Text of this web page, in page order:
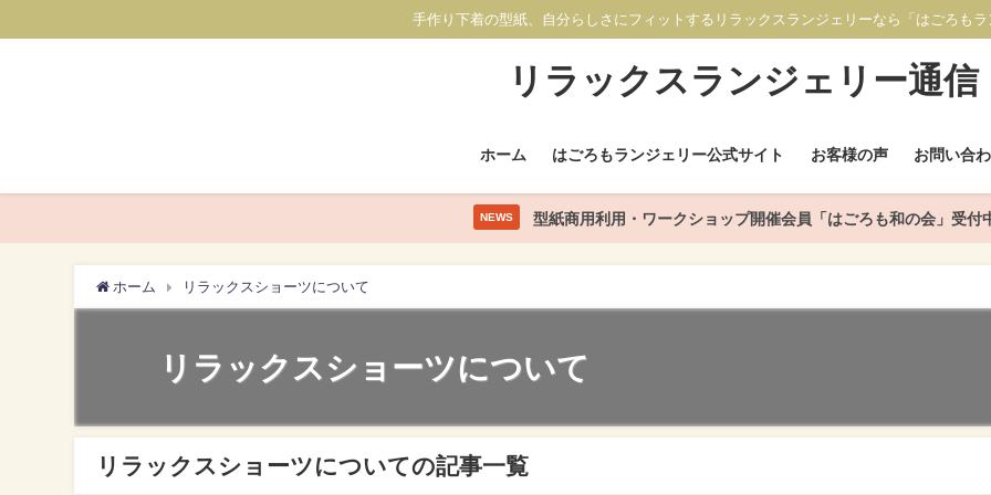
手作り下着の型紙、自分らしさにフィットするリラックスランジェリーなら「はごろもラ
リラックスランジェリー通信
ホーム はごろもランジェリー公式サイト お客様の声 お問い合
NEWS 型紙商用利用・ワークショップ開催会員「はごろも和の会」受
ホーム リラックスショーツについて
リラックスショーツについて
リラックスショーツについての記事一覧